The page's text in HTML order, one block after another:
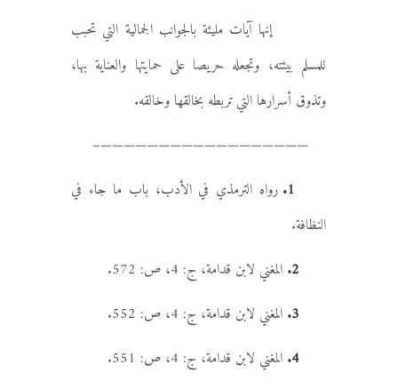
إنها آيات مليئة بالجوانب الجمالية التي تحبب
للمسلم بيئته، وتجعله حريصا على حمايتها والعناية بها،
وتذوق أسرارها التي تربطه بخالقها وخالقه.
——————————————————–
1. رواه الترمذي في الأدب، باب ما جاء في
النظافة.
2. المغني لابن قدامة، ج: 4، ص: 572.
3. المغني لابن قدامة، ج: 4، ص: 552.
4. المغني لابن قدامة، ج: 4، ص: 551.